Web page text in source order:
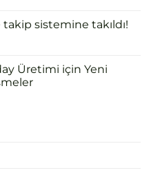
sistemine takıldı!
Üretimi için Yeni